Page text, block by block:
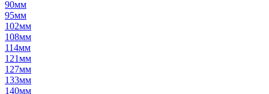
90мм
95мм
102мм
108мм
114мм
121мм
127мм
133мм
140мм